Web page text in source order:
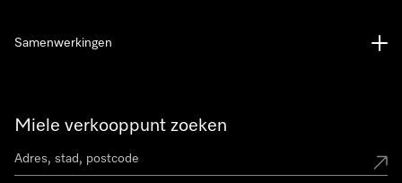
Miele verkooppunt zoeken
Samenwerkingen